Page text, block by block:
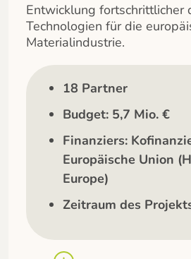
Entwicklung fortschrittlicher
Technologien für die
Materialindustrie.
18 Partner
Budget: 5,7 Mio. €
Finanziers:
Europäische Union
Europe)
Zeitraum des